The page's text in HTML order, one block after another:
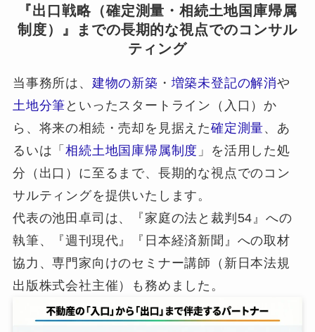
『出口戦略（確定測量・相続土地国庫帰属
制度）』までの長期的な視点でのコンサル
ティング
当事務所は、 建物の新築 ・ 増築未登記の解消や
土地分筆 といったスタートライン（入口）か
ら、将来の相続・売却を見据えた確定測量、あ
るいは「相続土地国庫帰属制度 」を活用した処
分（出口）に至るまで、長期的な視点でのコン
サルティングを提供いたします。
代表の池田卓司は、『家庭の法と裁判54』への
執筆、『週刊現代』『日本経済新聞』への取材
協力、専門家向けのセミナー講師（新日本法規
出版株式会社主催）も務めました。